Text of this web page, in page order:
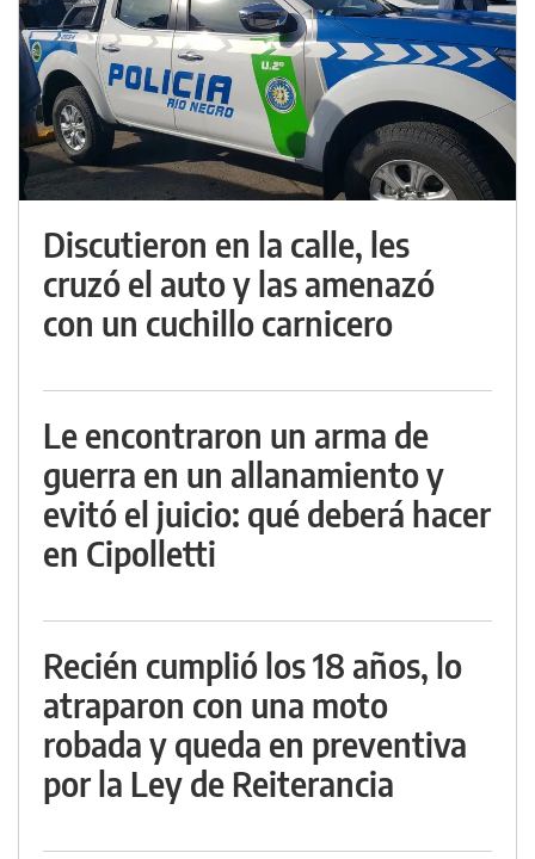
Discutieron en la calle, les
cruzó el auto y las amenazó
con un cuchillo carnicero
Le encontraron un arma de
guerra en un allanamiento y
evitó el juicio: qué deberá hacer
en Cipolletti
Recién cumplió los 18 años, lo
atraparon con una moto
robada y queda en preventiva
por la Ley de Reiterancia